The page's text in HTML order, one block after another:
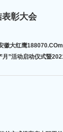
彰大会
大红鹰
”活动启动仪式暨